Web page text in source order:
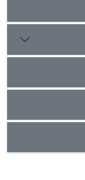
می­تواند باعث
دانش­آموزان
پرورشی جنبه­های